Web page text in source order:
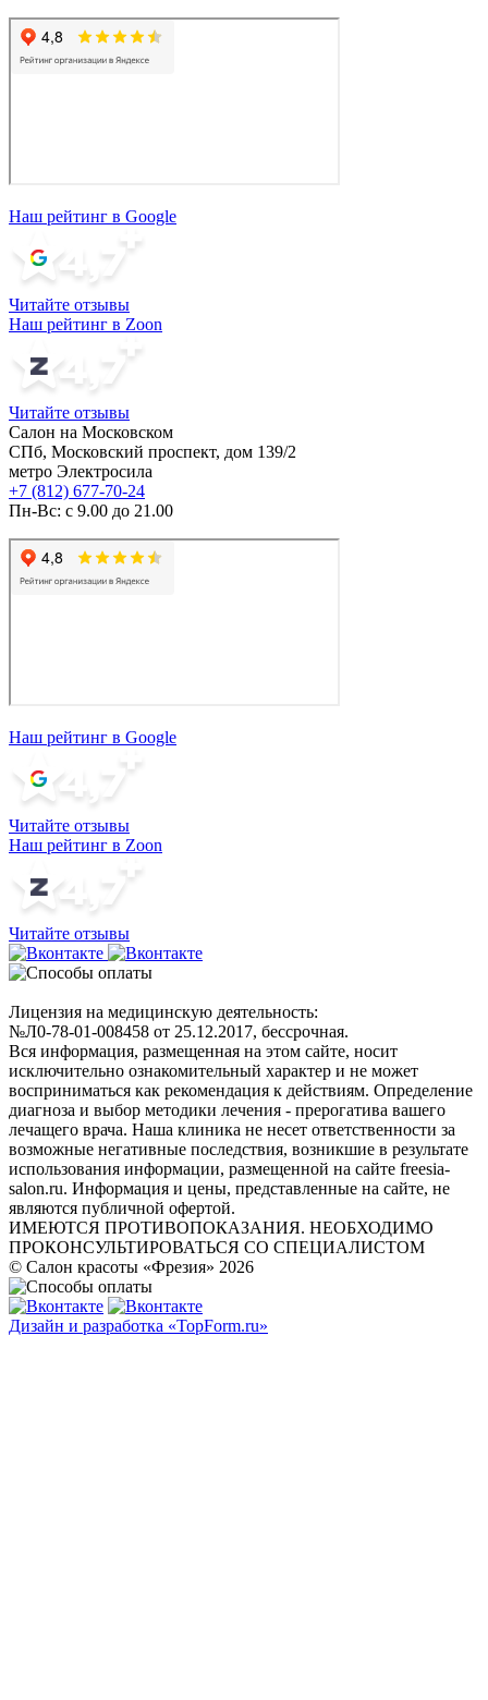
Наш рейтинг в Google
Читайте отзывы
Наш рейтинг в Zoon
Читайте отзывы
Салон на Московском
СПб, Московский проспект, дом 139/2
метро Электросила
+7 (812) 677-70-24
Пн-Вс: с 9.00 до 21.00
Наш рейтинг в Google
Читайте отзывы
Наш рейтинг в Zoon
Читайте отзывы
Лицензия на медицинскую деятельность:
№Л0-78-01-008458 от 25.12.2017, бессрочная.
Вся информация, размещенная на этом сайте, носит
исключительно ознакомительный характер и не может
восприниматься как рекомендация к действиям. Определение
диагноза и выбор методики лечения - прерогатива вашего
лечащего врача. Наша клиника не несет ответственности за
возможные негативные последствия, возникшие в результате
использования информации, размещенной на сайте freesia-
salon.ru. Информация и цены, представленные на сайте, не
являются публичной офертой.
ИМЕЮТСЯ ПРОТИВОПОКАЗАНИЯ. НЕОБХОДИМО
ПРОКОНСУЛЬТИРОВАТЬСЯ СО СПЕЦИАЛИСТОМ
© Салон красоты «Фрезия» 2026
Дизайн и разработка «TopForm.ru»